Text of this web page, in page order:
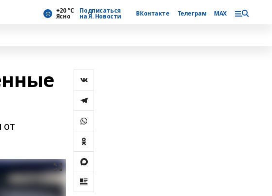
+20 °С
Ясно
Подписаться
на Я. Новости ВКонтакте Телеграм MAX
от